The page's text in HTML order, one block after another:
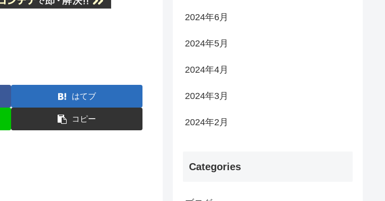
はてブ
コピー
2024年6月
2024年5月
2024年4月
2024年3月
2024年2月
Categories